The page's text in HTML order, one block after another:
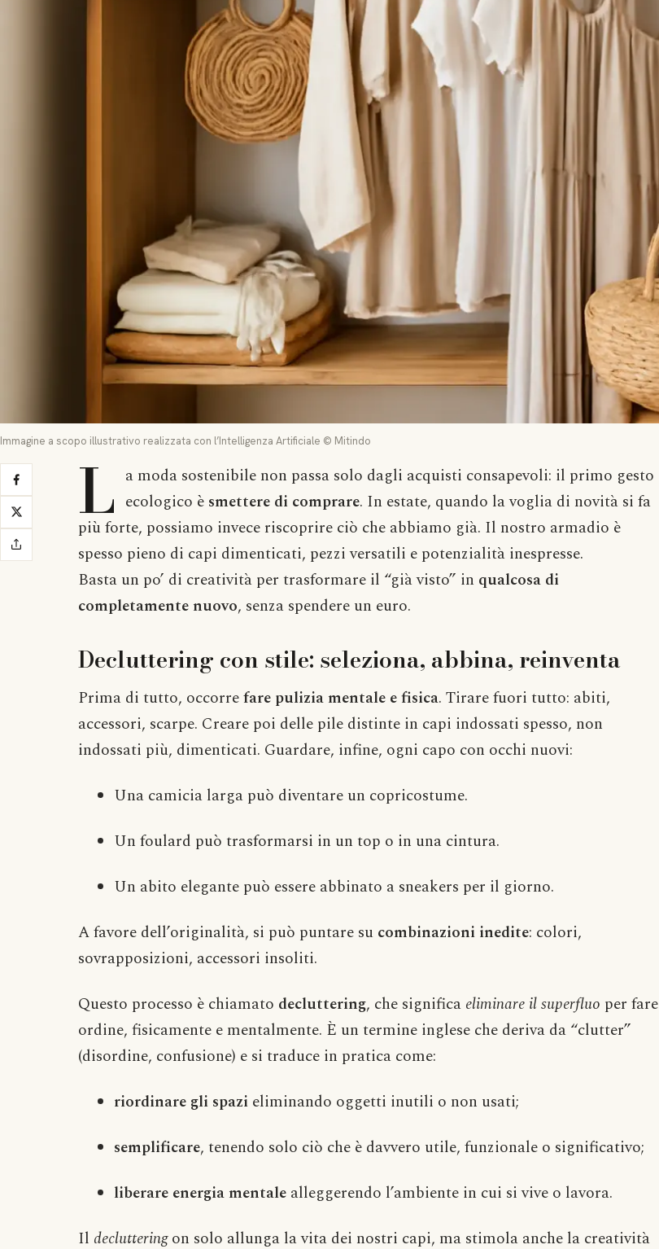
Immagine a scopo illustrativo realizzata con l’Intelligenza Artificiale © Mitindo
L a moda sostenibile non passa solo dagli acquisti consapevoli: il primo gesto
ecologico è smettere di comprare. In estate, quando la voglia di novità si fa
più forte, possiamo invece riscoprire ciò che abbiamo già. Il nostro armadio è
spesso pieno di capi dimenticati, pezzi versatili e potenzialità inespresse.
Basta un po’ di creatività per trasformare il “già visto” in qualcosa di
completamente nuovo, senza spendere un euro.
Decluttering con stile: seleziona, abbina, reinventa
Prima di tutto, occorrefare pulizia mentale e fisica. Tirare fuori tutto: abiti,
accessori, scarpe. Creare poi delle pile distinte in capi indossati spesso, non
indossati più, dimenticati. Guardare, infine, ogni capo con occhi nuovi:
Una camicia larga può diventare un copricostume.
Un foulard può trasformarsi in un top o in una cintura.
Un abito elegante può essere abbinato a sneakers per il giorno.
A favore dell’originalità, si può puntare su combinazioni inedite: colori,
sovrapposizioni, accessori insoliti.
Questo processo è chiamato decluttering, che significa eliminare il superfluo per fare
ordine, fisicamente e mentalmente. È un termine inglese che deriva da “clutter”
(disordine, confusione) e si traduce in pratica come:
riordinare gli spazi eliminando oggetti inutili o non usati;
semplificare, tenendo solo ciò che è davvero utile, funzionale o significativo;
liberare energia mentale alleggerendo l’ambiente in cui si vive o lavora.
Il declutteringon solo allunga la vita dei nostri capi, ma stimola anche la creatività